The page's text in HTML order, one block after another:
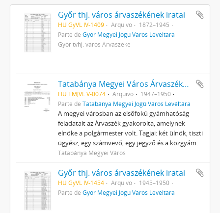
Győr thj. város árvaszékének iratai
HU GyVL IV-1409 Arquivo
1872–1945
Parte de Győr Megyei Jogú Város Levéltára
Győr tvhj. város Árvaszéke
Tatabánya Megyei Város Árvaszékének iratai
HU TMJVL V-0074 Arquivo
1947–1950
Parte de Tatabánya Megyei Jogú Város Levéltára
A megyei városban az elsőfokú gyámhatóság
feladatait az Árvaszék gyakorolta, amelynek
elnöke a polgármester volt. Tagjai: két ülnök, tiszti
ügyész, egy számvevő, egy jegyző és a közgyám.
Tatabánya Megyei Város
Győr thj. város árvaszékének iratai
HU GyVL IV-1454 Arquivo
1945–1950
Parte de Győr Megyei Jogú Város Levéltára